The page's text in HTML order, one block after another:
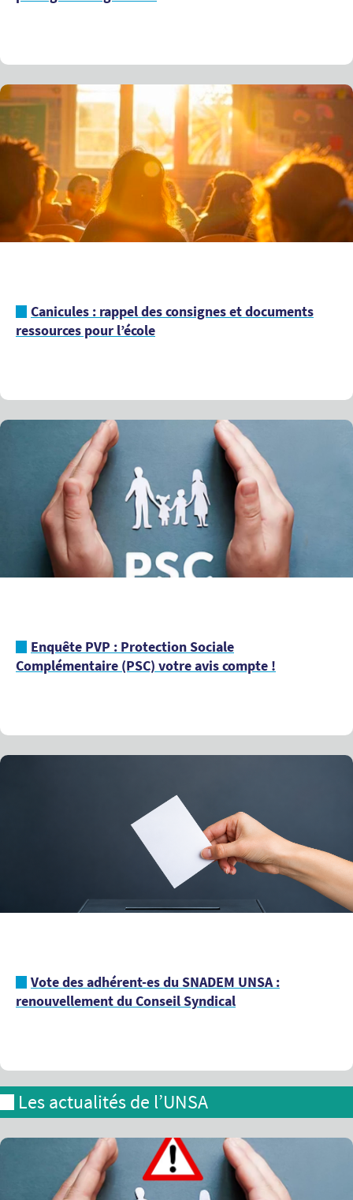
Canicules : rappel des consignes et documents
ressources pour l’école
Enquête PVP : Protection Sociale
Complémentaire (PSC) votre avis compte !
Vote des adhérent-es du SNADEM UNSA :
renouvellement du Conseil Syndical
Les actualités de l’UNSA